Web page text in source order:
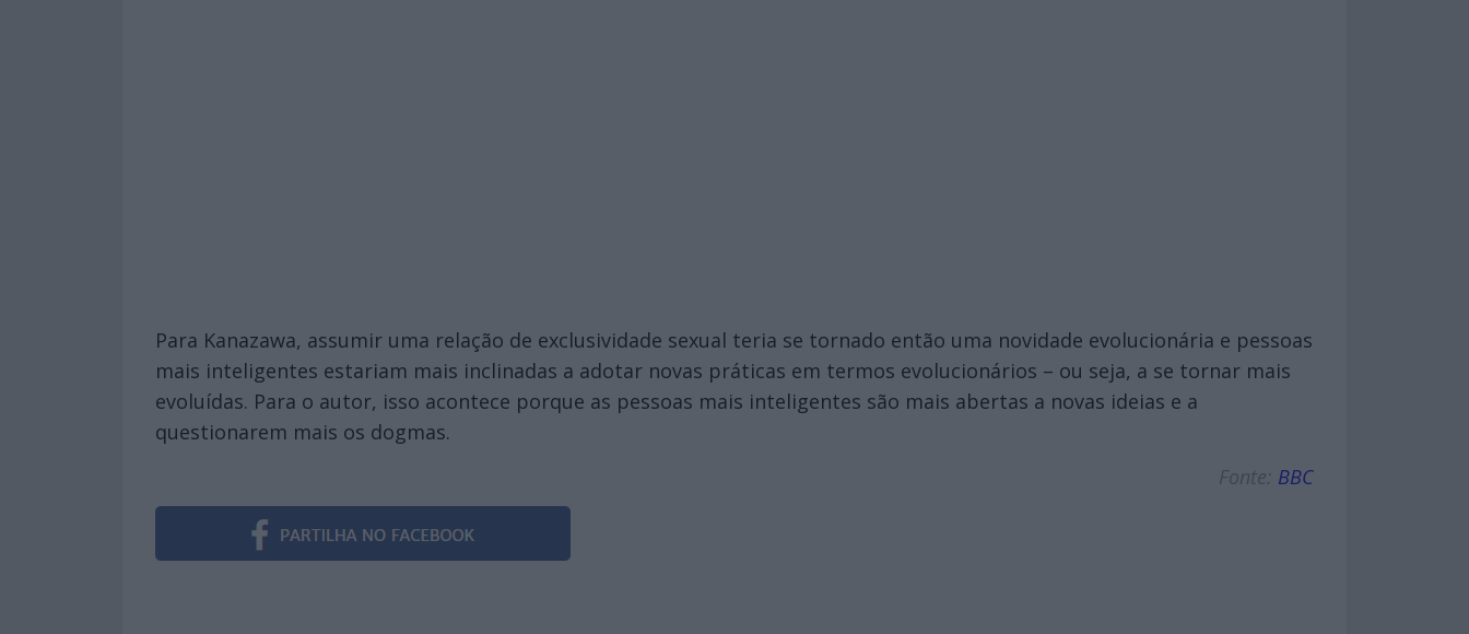
Para Kanazawa, assumir uma relação de exclusividade sexual teria se tornado então uma novidade evolucionária e pessoas
mais inteligentes estariam mais inclinadas a adotar novas práticas em termos evolucionários – ou seja, a se tornar mais
evoluídas. Para o autor, isso acontece porque as pessoas mais inteligentes são mais abertas a novas ideias e a
questionarem mais os dogmas.
Fonte: BBC